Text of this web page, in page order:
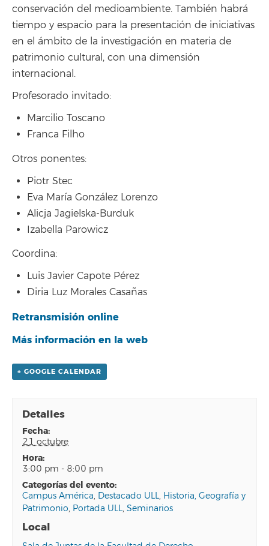
conservación del medioambiente. También habrá
tiempo y espacio para la presentación de iniciativas
en el ámbito de la investigación en materia de
patrimonio cultural, con una dimensión
internacional.
Profesorado invitado:
Marcilio Toscano
Franca Filho
Otros ponentes:
Piotr Stec
Eva María González Lorenzo
Alicja Jagielska-Burduk
Izabella Parowicz
Coordina:
Luis Javier Capote Pérez
Diria Luz Morales Casañas
Retransmisión online
Más información en la web
+ GOOGLE CALENDAR
Detalles
fecha:
21 octubre
hora:
3:00 pm - 8:00 pm
categorías del evento:
Campus América, Destacado ULL, Historia, Geografía y
Patrimonio, Portada ULL,Seminarios
Local